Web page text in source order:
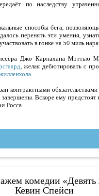
по наследству
способы бега,
перенять эти умения,
в гонке на 50 миль
Джо Карнахана Мэттью
, желая дебютировать с
.
контрактными
Вскоре ему предстоят
Росса.
комедии «Девять
Кевин Спейси